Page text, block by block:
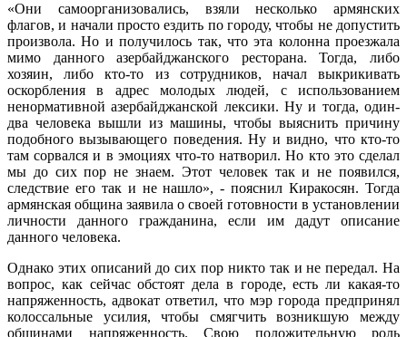
«Они самоорганизовались, взяли несколько армянских
флагов, и начали просто ездить по городу, чтобы не допустить
произвола. Но и получилось так, что эта колонна проезжала
мимо данного азербайджанского ресторана. Тогда, либо
хозяин, либо кто-то из сотрудников, начал выкрикивать
оскорбления в адрес молодых людей, с использованием
ненормативной азербайджанской лексики. Ну и тогда, один-
два человека вышли из машины, чтобы выяснить причину
подобного вызывающего поведения. Ну и видно, что кто-то
там сорвался и в эмоциях что-то натворил. Но кто это сделал
мы до сих пор не знаем. Этот человек так и не появился,
следствие его так и не нашло», - пояснил Киракосян. Тогда
армянская община заявила о своей готовности в установлении
личности данного гражданина, если им дадут описание
данного человека.
Однако этих описаний до сих пор никто так и не передал. На
вопрос, как сейчас обстоят дела в городе, есть ли какая-то
напряженность, адвокат ответил, что мэр города предпринял
колоссальные усилия, чтобы смягчить возникшую между
общинами напряженность. Свою положительную роль